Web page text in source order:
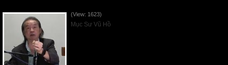
(View: 1623)
Mục Sư Vũ Hồ